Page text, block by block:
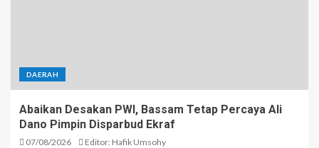
DAERAH
Abaikan Desakan PWI, Bassam Tetap Percaya Ali
Dano Pimpin Disparbud Ekraf
07/08/2026 Editor: Hafik Umsohy